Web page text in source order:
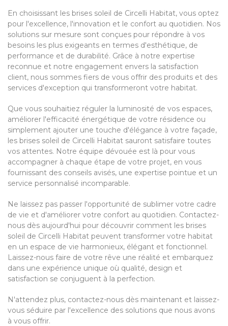
En choisissant les brises soleil de Circelli Habitat, vous optez
pour l'excellence, l'innovation et le confort au quotidien. Nos
solutions sur mesure sont conçues pour répondre à vos
besoins les plus exigeants en termes d'esthétique, de
performance et de durabilité. Grâce à notre expertise
reconnue et notre engagement envers la satisfaction
client, nous sommes fiers de vous offrir des produits et des
services d'exception qui transformeront votre habitat.
Que vous souhaitiez réguler la luminosité de vos espaces,
améliorer l'efficacité énergétique de votre résidence ou
simplement ajouter une touche d'élégance à votre façade,
les brises soleil de Circelli Habitat sauront satisfaire toutes
vos attentes. Notre équipe dévouée est là pour vous
accompagner à chaque étape de votre projet, en vous
fournissant des conseils avisés, une expertise pointue et un
service personnalisé incomparable.
Ne laissez pas passer l'opportunité de sublimer votre cadre
de vie et d'améliorer votre confort au quotidien. Contactez-
nous dès aujourd'hui pour découvrir comment les brises
soleil de Circelli Habitat peuvent transformer votre habitat
en un espace de vie harmonieux, élégant et fonctionnel.
Laissez-nous faire de votre rêve une réalité et embarquez
dans une expérience unique où qualité, design et
satisfaction se conjuguent à la perfection.
N'attendez plus, contactez-nous dès maintenant et laissez-
vous séduire par l'excellence des solutions que nous avons
à vous offrir.